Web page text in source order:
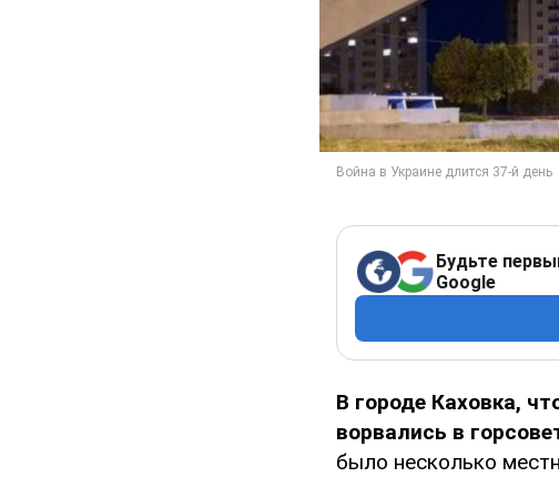
Будьте
Google
В городе Каховка,
ворвались в
было несколько